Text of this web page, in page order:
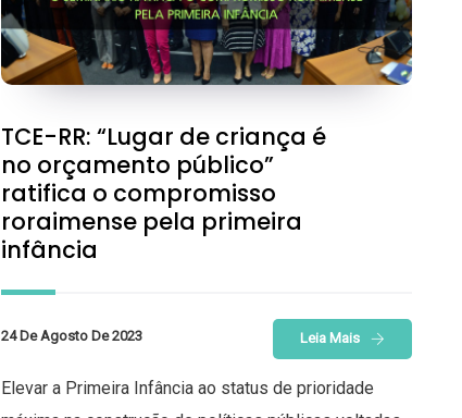
TCE-RR: “Lugar de criança é
no orçamento público”
ratifica o compromisso
roraimense pela primeira
infância
24 De Agosto De 2023 Leia Mais
Elevar a Primeira Infância ao status de prioridade